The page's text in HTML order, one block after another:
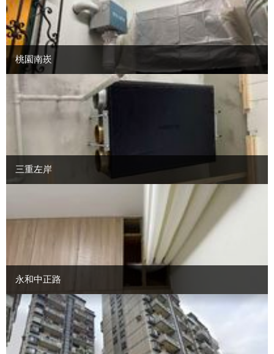
桃園南崁
三重左岸
永和中正路